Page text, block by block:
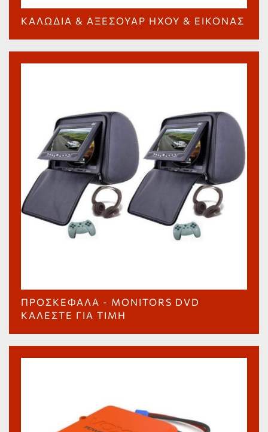
ΚΑΛΏΔΙΑ & ΑΞΕΣΟΥΆΡ ΉΧΟΥ & ΕΙΚΌΝΑΣ
ΠΡΟΣΚΈΦΑΛΑ - MONITORS DVD
ΚΑΛΈΣΤΕ ΓΙΑ ΤΙΜΉ